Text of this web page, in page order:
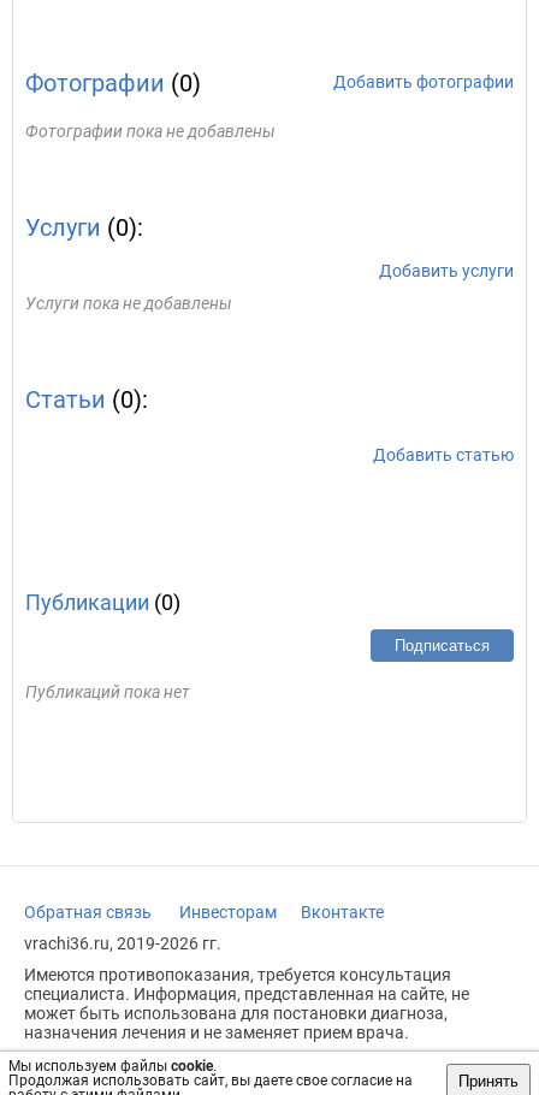
Мы используем файлы cookie.
Продолжая использовать сайт, вы даете свое согласие на
Принять
Фотографии (0) Добавить фотографии
Фотографии пока не добавлены
Услуги (0):
Добавить услуги
Услуги пока не добавлены
Статьи (0):
Добавить статью
Публикации (0)
Подписаться
Публикаций пока нет
Обратная связь Инвесторам
Вконтакте
vrachi36.ru, 2019-2026 гг.
Имеются противопоказания, требуется консультация
специалиста. Информация, представленная на сайте, не
может быть использована для постановки диагноза,
назначения лечения и не заменяет прием врача.
Возрастное ограничение: 18+